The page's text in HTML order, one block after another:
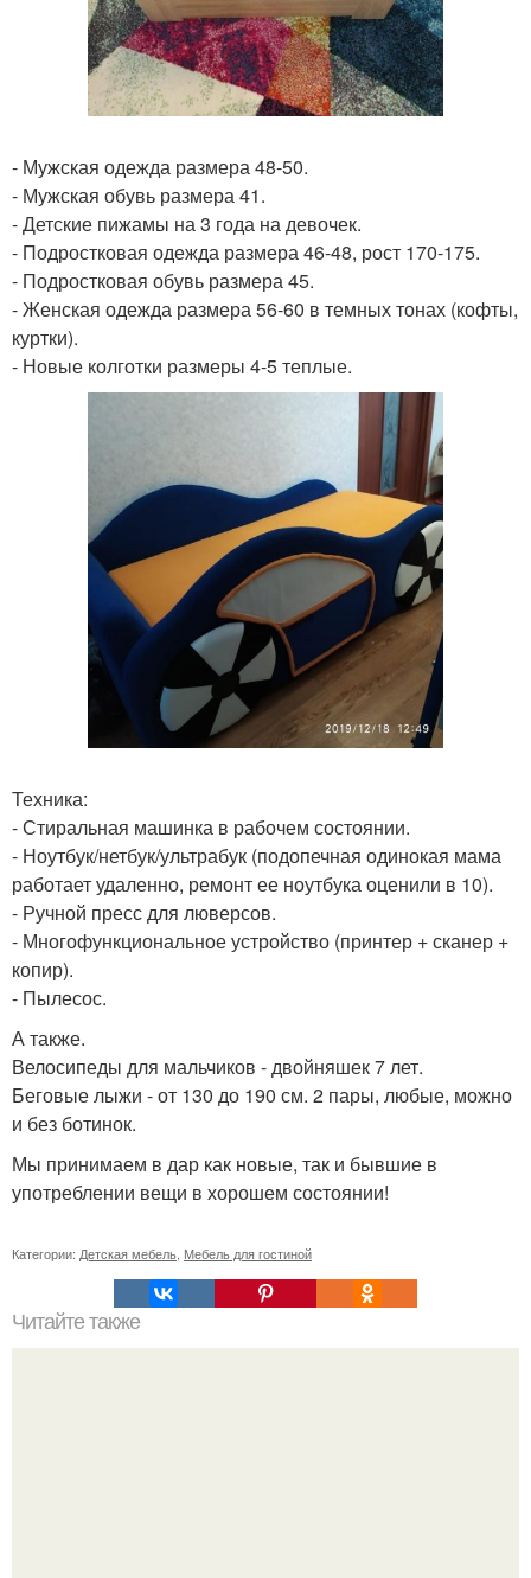
- Мужская одежда размера 48-50.
- Мужская обувь размера 41.
- Детские пижамы на 3 года на девочек.
- Подростковая одежда размера 46-48, рост 170-175.
- Подростковая обувь размера 45.
- Женская одежда размера 56-60 в темных тонах (кофты,
куртки).
- Новые колготки размеры 4-5 теплые.
Техника:
- Стиральная машинка в рабочем состоянии.
- Ноутбук/нетбук/ультрабук (подопечная одинокая мама
работает удаленно, ремонт ее ноутбука оценили в 10).
- Ручной пресс для люверсов.
- Многофункциональное устройство (принтер + сканер +
копир).
- Пылесос.
А также.
Велосипеды для мальчиков - двойняшек 7 лет.
Беговые лыжи - от 130 до 190 см. 2 пары, любые, можно
и без ботинок.
Мы принимаем в дар как новые, так и бывшие в
употреблении вещи в хорошем состоянии!
Категории: Детская мебель Мебель для гостиной
Читайте также